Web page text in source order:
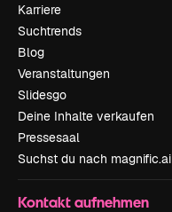
Karriere
Suchtrends
Blog
Veranstaltungen
Slidesgo
Deine Inhalte verkaufen
Pressesaal
Suchst du nach magnific.ai
Kontakt aufnehmen